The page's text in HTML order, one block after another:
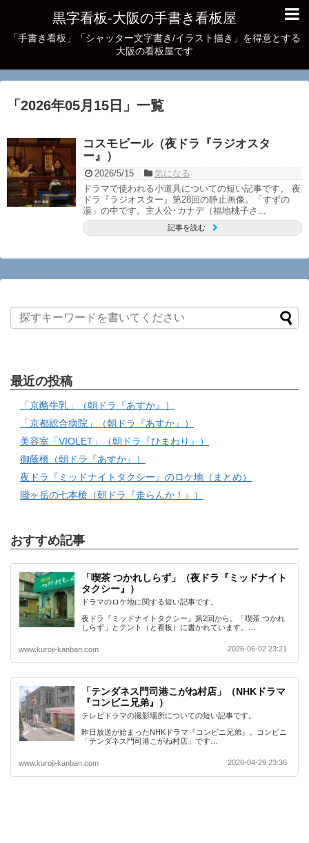
黒字看板‐大阪の手書き看板屋
「手書き看板」「シャッター文字書き/イラスト描き」を得意とする
大阪の看板屋です
「 2026年05月15日 」 一覧
コスモビール（夜ドラ『ラジオスタ
ー』）
2026/5/15
気になる
ドラマで使われる小道具についての短い記事です。 夜
ドラ『ラジオスター』第28回の静止画像。「すずの
湯」の中です。主人公･カナデ（福地桃子さ...
記事を読む
最近の投稿
「京酪牛乳」（朝ドラ『あすか』）
「京都総合病院」（朝ドラ『あすか』）
美容室「VIOLET」（朝ドラ『ひまわり』）
御蔭橋（朝ドラ『あすか』）
夜ドラ『ミッドナイトタクシー』のロケ地（まとめ）
賤ヶ岳の七本槍（朝ドラ『走らんか！』）
おすすめ記事
「喫茶 つかれしらず」（夜ドラ『ミッドナイト
タクシー』）
ドラマのロケ地に関する短い記事です。
夜ドラ『ミッドナイトタクシー』第2回から。「喫茶 つかれ
しらず」とテント（と看板）に書かれています。…
www.kuroji-kanban.com 2026-06-02 23:21
「テンダネス門司港こがね村店」（NHKドラマ
『コンビニ兄弟』）
テレビドラマの撮影場所についての短い記事です。
昨日放送が始まったNHKドラマ『コンビニ兄弟』。コンビニ
「テンダネス門司港こがね村店」です…
www.kuroji-kanban.com 2026-04-29 23:36